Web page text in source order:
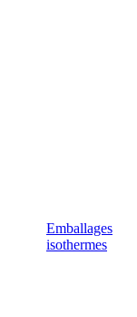
Emballages
isothermes